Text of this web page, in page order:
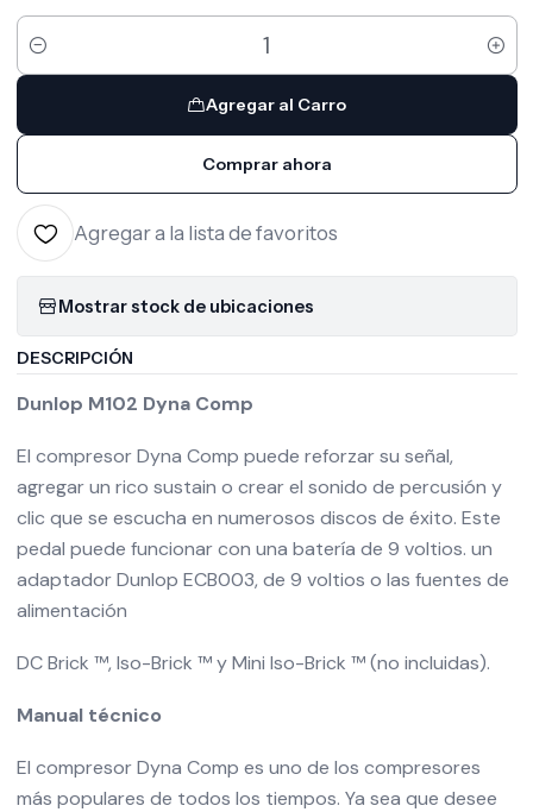
Cantidad
Agregar al Carro
Comprar ahora
Agregar a la lista de favoritos
Mostrar stock de ubicaciones
DESCRIPCIÓN
Dunlop M102 Dyna Comp
El compresor Dyna Comp puede reforzar su señal,
agregar un rico sustain o crear el sonido de percusión y
clic que se escucha en numerosos discos de éxito. Este
pedal puede funcionar con una batería de 9 voltios. un
adaptador Dunlop ECB003, de 9 voltios o las fuentes de
alimentación
DC Brick ™, Iso-Brick ™ y Mini Iso-Brick ™ (no incluidas).
Manual técnico
El compresor Dyna Comp es uno de los compresores
más populares de todos los tiempos. Ya sea que desee